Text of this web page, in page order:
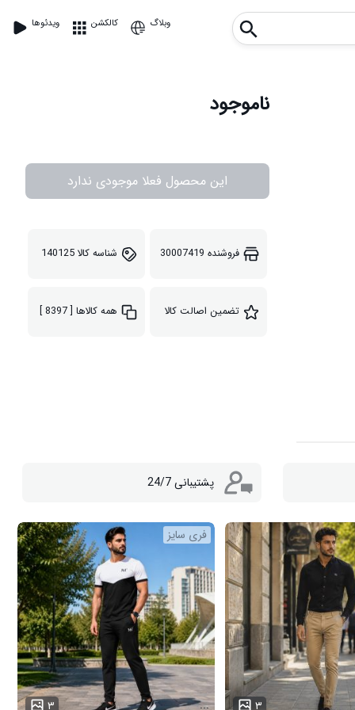
ویدئوها کالکشن وبلاگ
ناموجود
این محصول فعلا موجودی ندارد
فروشنده 30007419 شناسه کالا140125
تضمین اصالت کالا همه کالاها [ 8397 ]
پشتیبانی 24/7
۳
فری سایز
۳
...